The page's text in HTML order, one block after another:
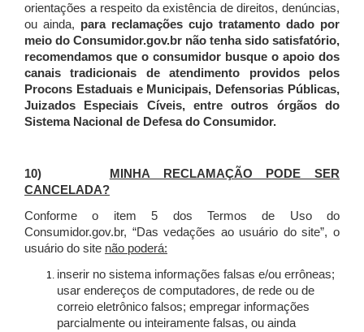
orientações a respeito da existência de direitos, denúncias,
ou ainda, para reclamações cujo tratamento dado por
meio do Consumidor.gov.br não tenha sido satisfatório,
recomendamos que o consumidor busque o apoio dos
canais tradicionais de atendimento providos pelos
Procons Estaduais e Municipais, Defensorias Públicas,
Juizados Especiais Cíveis, entre outros órgãos do
Sistema Nacional de Defesa do Consumidor.
10)
MINHA RECLAMAÇÃO PODE SER
CANCELADA?
Conforme o item 5 dos Termos de Uso do
Consumidor.gov.br, “Das vedações ao usuário do site”, o
usuário do site não poderá:
inserir no sistema informações falsas e/ou errôneas;
usar endereços de computadores, de rede ou de
correio eletrônico falsos; empregar informações
parcialmente ou inteiramente falsas, ou ainda